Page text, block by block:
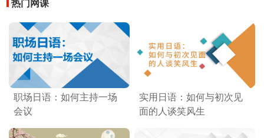
热门网课
职场日语：如何主持一场
会议
实用日语：如何与初次见
面的人谈笑风生